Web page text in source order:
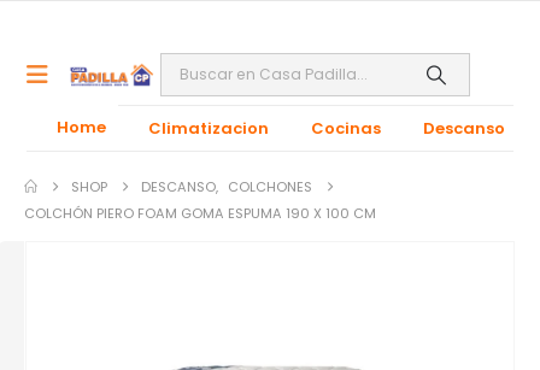
Home Climatizacion Cocinas Descanso
SHOP DESCANSO, COLCHONES
COLCHÓN PIERO FOAM GOMA ESPUMA 190 X 100 CM